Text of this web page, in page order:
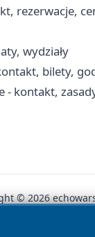
rezerwacje,
wydziały
bilety,
- kontakt,
© 2026